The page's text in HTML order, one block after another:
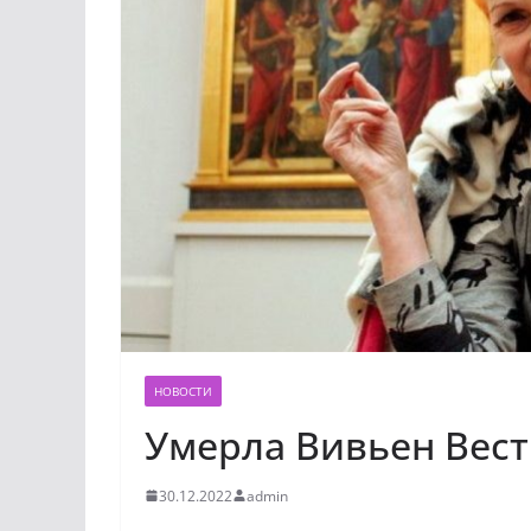
НОВОСТИ
Умерла Вивьен
30.12.2022 admin